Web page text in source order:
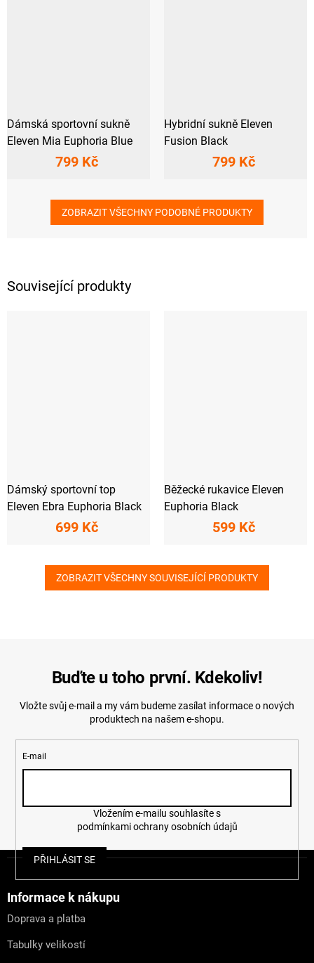
Související produkty
Dámský sportovní top
Eleven Ebra Euphoria Black
699 Kč
Běžecké rukavice Eleven
Euphoria Black
599 Kč
ZOBRAZIT VŠECHNY SOUVISEJÍCÍ PRODUKTY
Dámská sportovní sukně
Eleven Mia Euphoria Blue
799 Kč
Hybridní sukně Eleven
Fusion Black
799 Kč
ZOBRAZIT VŠECHNY PODOBNÉ PRODUKTY
Buďte u toho první. Kdekoliv!
Vložte svůj e-mail a my vám budeme zasílat informace o nových
produktech na našem e-shopu.
E-mail
podmínkami ochrany osobních údajů
PŘIHLÁSIT SE
Informace k nákupu
Doprava a platba
Tabulky velikostí